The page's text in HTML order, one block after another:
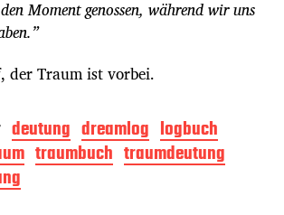
Moment genossen, während wir uns
der Traum ist vorbei.
deutung dreamlog logbuch
traumbuch traumdeutung